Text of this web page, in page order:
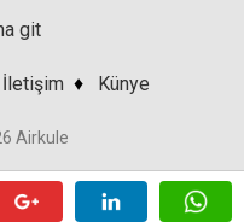
git
İletişim ♦ Künye
Airkule